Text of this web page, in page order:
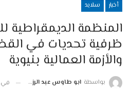
أخبار سلايد
ظرفية تحديات في
والأزمة العمالية بنيوية
بواسطة ابو طاوس عبد الرزاق في